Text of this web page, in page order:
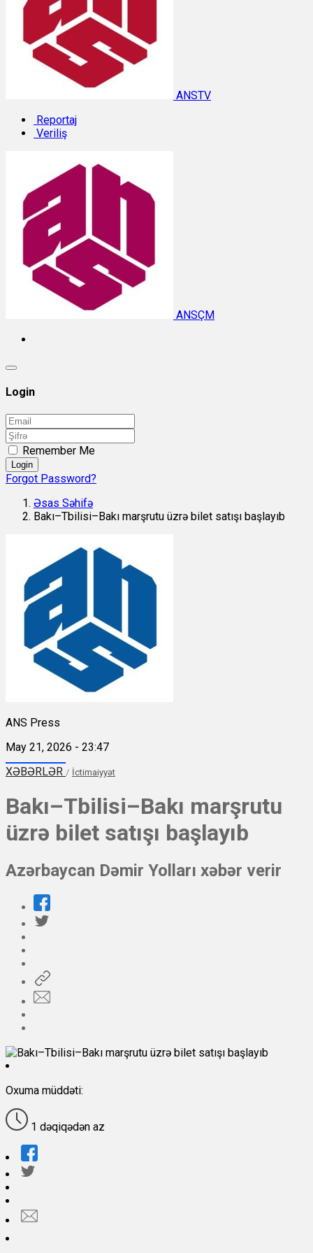
ANSTV
Reportaj
Veriliş
ANSÇM
Login
Remember Me
Login
Forgot Password?
Əsas Səhifə
Bakı–Tbilisi–Bakı marşrutu üzrə bilet satışı başlayıb
ANS Press
May 21, 2026 - 23:47
XƏBƏRLƏR / İctimaiyyət
Bakı–Tbilisi–Bakı marşrutu
üzrə bilet satışı başlayıb
Azərbaycan Dəmir Yolları xəbər verir
Oxuma müddəti:
1 dəqiqədən az